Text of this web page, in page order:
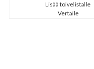
Lisää toivelistalle
Vertaile